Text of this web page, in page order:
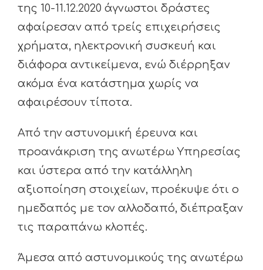
της 10-11.12.2020 άγνωστοι δράστες
αφαίρεσαν από τρείς επιχειρήσεις
χρήματα, ηλεκτρονική συσκευή και
διάφορα αντικείμενα, ενώ διέρρηξαν
ακόμα ένα κατάστημα χωρίς να
αφαιρέσουν τίποτα.
Από την αστυνομική έρευνα και
προανάκριση της ανωτέρω Υπηρεσίας
και ύστερα από την κατάλληλη
αξιοποίηση στοιχείων, προέκυψε ότι ο
ημεδαπός με τον αλλοδαπό, διέπραξαν
τις παραπάνω κλοπές.
Άμεσα από αστυνομικούς της ανωτέρω